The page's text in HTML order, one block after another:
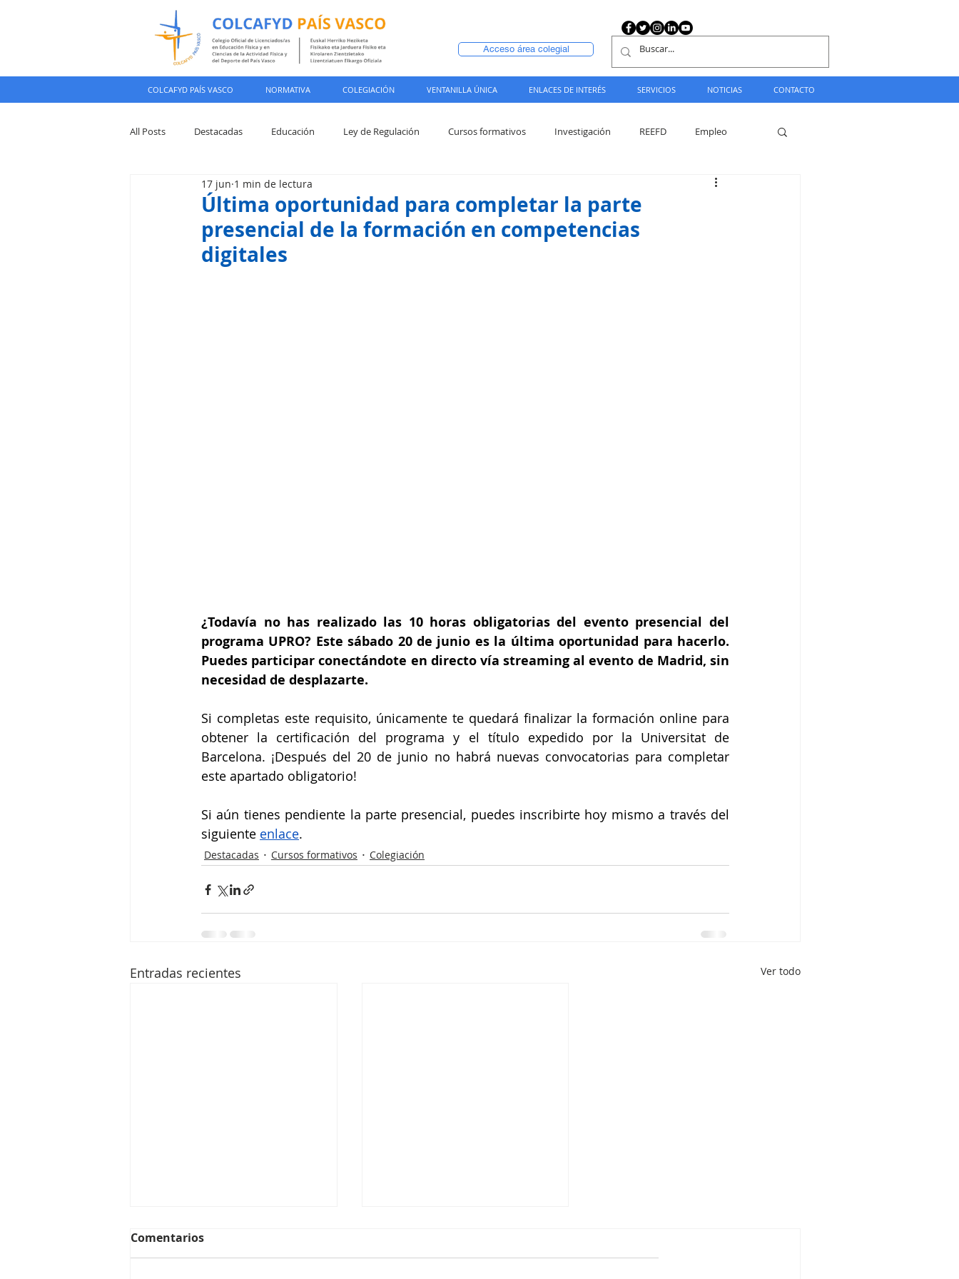
Acceso área colegial
COLCAFYD PAÍS VASCO NORMATIVA COLEGIACIÓN VENTANILLA ÚNICA ENLACES DE INTERÉS SERVICIOS NOTICIAS CONTACTO
All Posts Destacadas Educación Ley de Regulación Cursos formativos Investigación REEFD Empleo
Colegiación
Última oportunidad para completar la parte
presencial de la formación en competencias
digitales
17 jun 1 min de lectura
¿Todavía no has realizado las 10 horas obligatorias del evento presencial del
programa UPRO? Este sábado 20 de junio es la última oportunidad para hacerlo.
Puedes participar conectándote en directo vía streaming al evento de Madrid, sin
necesidad de desplazarte.
Si completas este requisito, únicamente te quedará finalizar la formación online para
obtener la certificación del programa y el título expedido por la Universitat de
Barcelona. ¡Después del 20 de junio no habrá nuevas convocatorias para completar
este apartado obligatorio!
Si aún tienes pendiente la parte presencial, puedes inscribirte hoy mismo a través del
siguiente enlace.
Destacadas Cursos formativos Colegiación
Entradas recientes Ver todo
Comentarios